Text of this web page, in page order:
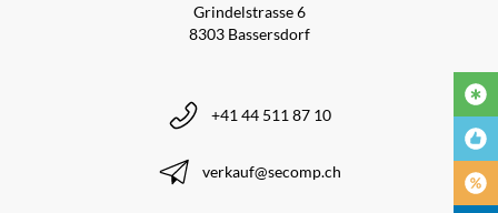
Grindelstrasse 6
8303 Bassersdorf
+41 44 511 87 10
verkauf@secomp.ch